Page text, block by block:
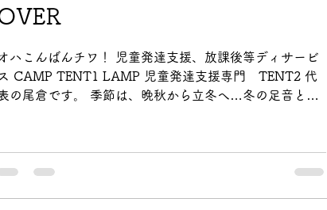
ぶられることも 少なくありませんでした。 そんな中、戦
後80年を機に、 大好きなNujabesの楽曲に歌詞が添えら
きながら、 この平和が決して当たり前ではないこと、
の礎を築いてくれた祖先や先
オハこんばんチワ！ 児童発達支援、放課後等ディサービ
ス CAMP TENT1 LAMP 児童発達支援専門 TENT2 代
の尾倉です。 季節は、晩秋から立冬へ…冬の足音と共